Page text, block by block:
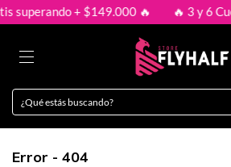
+ $149.000 🔥 🔥 3 y 6
Error - 404